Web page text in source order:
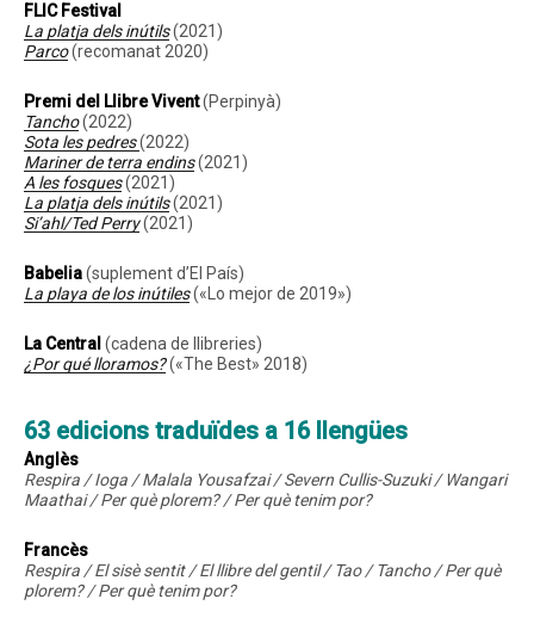
FLIC Festival
La platja dels inútils(2021)
Parco(recomanat 2020)
Premi del Llibre Vivent(Perpinyà)
Tancho(2022)
Sota les pedres(2022)
Mariner de terra endins(2021)
A les fosques(2021)
La platja dels inútils(2021)
Si’ahl/Ted Perry(2021)
Babelia(suplement d’El País)
La playa de los inútiles(«Lo mejor de 2019»)
La Central (cadena de llibreries)
¿Por qué lloramos?(«The Best» 2018)
63 edicions traduïdes a 16 llengües
Anglès
Respira / Ioga / Malala Yousafzai / Severn Cullis-Suzuki / Wangari
Maathai / Per què plorem? / Per què tenim por?
Francès
Respira / El sisè sentit / El llibre del gentil / Tao / Tancho / Per què
plorem? / Per què tenim por?